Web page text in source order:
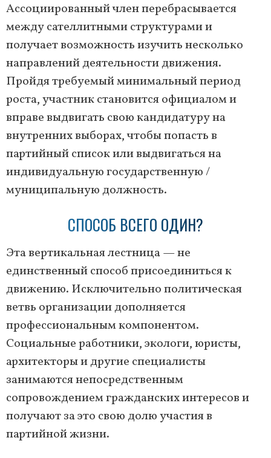
Ассоциированный член перебрасывается
между сателлитными структурами и
получает возможность изучить несколько
направлений деятельности движения.
Пройдя требуемый минимальный период
роста, участник становится официалом и
вправе выдвигать свою кандидатуру на
внутренних выборах, чтобы попасть в
партийный список или выдвигаться на
индивидуальную государственную /
муниципальную должность.
СПОСОБ ВСЕГО ОДИН?
Эта вертикальная лестница — не
единственный способ присоединиться к
движению. Исключительно политическая
ветвь организации дополняется
профессиональным компонентом.
Социальные работники, экологи, юристы,
архитекторы и другие специалисты
занимаются непосредственным
сопровождением гражданских интересов и
получают за это свою долю участия в
партийной жизни.